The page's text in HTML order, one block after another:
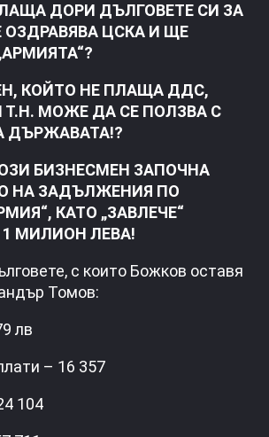
ДОРИ ДЪЛГОВЕТЕ СИ ЗА
ОЗДРАВЯВА ЦСКА И ЩЕ
КОЙТО НЕ ПЛАЩА ДДС,
Т.Н. МОЖЕ ДА СЕ ПОЛЗВА С
ДЪРЖАВАТА!?
БИЗНЕСМЕН ЗАПОЧНА
НА ЗАДЪЛЖЕНИЯ ПО
КАТО „ЗАВЛЕЧЕ“
МИЛИОН ЛЕВА!
с които Божков оставя
Томов:
лв
– 16 357
104